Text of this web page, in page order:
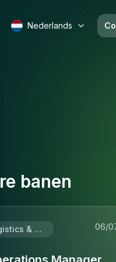
Nederlands
banen
Supply Chain, Logistics & Procurement 06/